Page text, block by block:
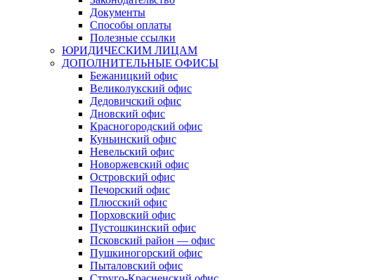
Документы
Способы оплаты
Полезные ссылки
ЮРИДИЧЕСКИМ ЛИЦАМ
ДОПОЛНИТЕЛЬНЫЕ ОФИСЫ
Бежаницкий офис
Великолукский офис
Дедовичский офис
Дновский офис
Красногородский офис
Куньинский офис
Невельский офис
Новоржевский офис
Островский офис
Печорский офис
Плюсский офис
Порховский офис
Пустошкинский офис
Псковский район — офис
Пушкиногорский офис
Пыталовский офис